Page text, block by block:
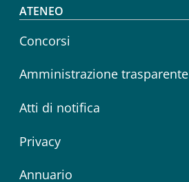
Footer menu
ATENEO
Concorsi
Amministrazione trasparente
Atti di notifica
Privacy
Annuario